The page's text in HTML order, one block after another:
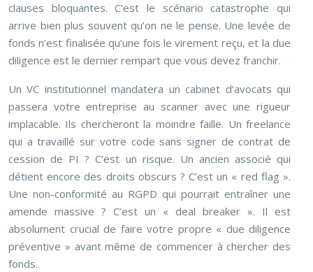
clauses bloquantes. C’est le scénario catastrophe qui
arrive bien plus souvent qu’on ne le pense. Une levée de
fonds n’est finalisée qu’une fois le virement reçu, et la due
diligence est le dernier rempart que vous devez franchir.
Un VC institutionnel mandatera un cabinet d’avocats qui
passera votre entreprise au scanner avec une rigueur
implacable. Ils chercheront la moindre faille. Un freelance
qui a travaillé sur votre code sans signer de contrat de
cession de PI ? C’est un risque. Un ancien associé qui
détient encore des droits obscurs ? C’est un « red flag ».
Une non-conformité au RGPD qui pourrait entraîner une
amende massive ? C’est un « deal breaker ». Il est
absolument crucial de faire votre propre « due diligence
préventive » avant même de commencer à chercher des
fonds.